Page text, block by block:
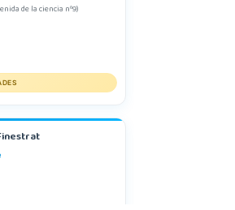
de la ciencia nº9)